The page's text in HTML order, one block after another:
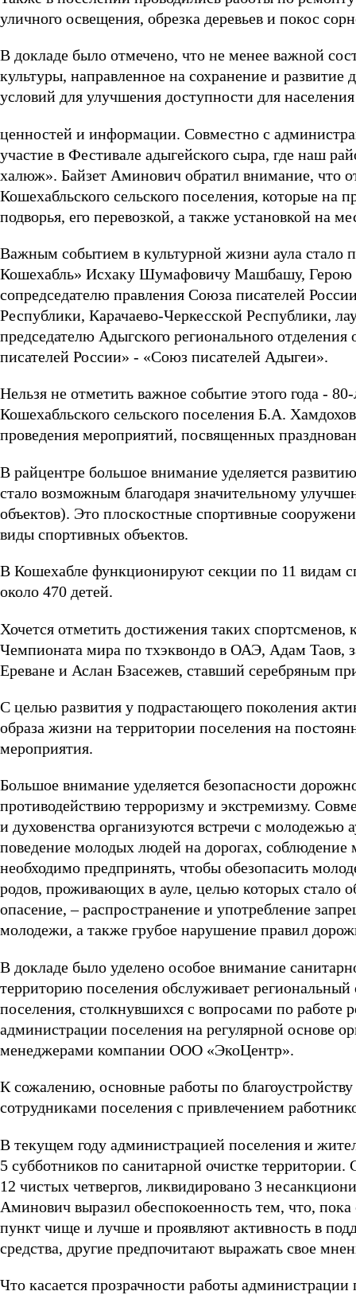
уличного освещения, обрезка деревьев и покос
В докладе было отмечено, что не менее важной
культуры, направленное на сохранение и развитие
условий для улучшения доступности для
ценностей и информации. Совместно с
участие в Фестивале адыгейского сыра, где наш
халюж». Байзет Аминович обратил внимание, что
Кошехабльского сельского поселения, которые на
подворья, его перевозкой, а также установкой на
Важным событием в культурной жизни аула стало
Кошехабль» Исхаку Шумафовичу Машбашу,
сопредседателю правления Союза писателей
Республики, Карачаево-Черкесской Республики,
председателю Адыгского регионального
писателей России» - «Союз писателей Адыгеи».
Нельзя не отметить важное событие этого года -
Кошехабльского сельского поселения Б.А.
проведения мероприятий, посвященных
В райцентре большое внимание уделяется
стало возможным благодаря значительному
объектов). Это плоскостные спортивные
виды спортивных объектов.
В Кошехабле функционируют секции по 11 видам
около 470 детей.
Хочется отметить достижения таких
Чемпионата мира по тхэквондо в ОАЭ, Адам Таов,
Ереване и Аслан Бзасежев, ставший серебряным
С целью развития у подрастающего поколения
образа жизни на территории поселения на
мероприятия.
Большое внимание уделяется безопасности
противодействию терроризму и экстремизму.
и духовенства организуются встречи с молодежью
поведение молодых людей на дорогах,
необходимо предпринять, чтобы обезопасить
родов, проживающих в ауле, целью которых стало
опасение, – распространение и употребление
молодежи, а также грубое нарушение правил
В докладе было уделено особое внимание
территорию поселения обслуживает
поселения, столкнувшихся с вопросами по
администрации поселения на регулярной основе
менеджерами компании ООО «ЭкоЦентр».
К сожалению, основные работы по
сотрудниками поселения с привлечением
В текущем году администрацией поселения и
5 субботников по санитарной очистке
12 чистых четвергов, ликвидировано 3
Аминович выразил обеспокоенность тем, что,
пункт чище и лучше и проявляют активность в
средства, другие предпочитают выражать свое
Что касается прозрачности работы